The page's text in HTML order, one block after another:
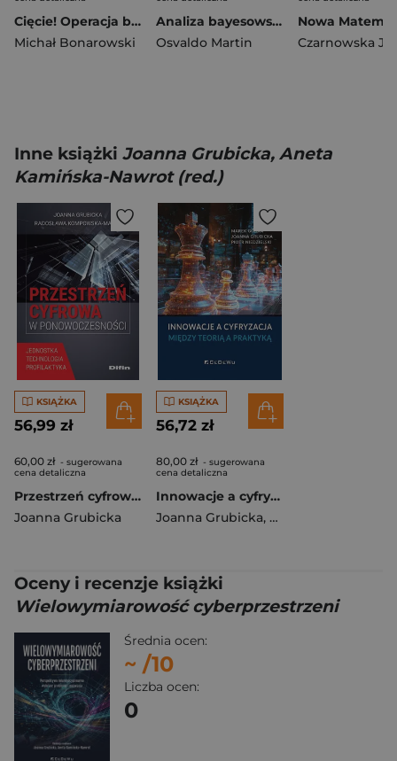
Cięcie! Operacja bariatryczna. Życie po operacji bariatrycznej. Szczery i prosty przewodnik dla pacjentów i ich bliskich Tom 2
Michał Bonarowski
Analiza bayesowska w Pythonie. Praktyczny przewodnik po modelowaniu probabilistycznym wyd. 3
Osvaldo Martin
Inne książki Joanna Grubicka, Aneta
Kamińska-Nawrot (red.)
KSIĄŻKA
56,99 zł
60,00 zł - sugerowana
cena detaliczna
Przestrzeń cyfrowa w ponowoczesności. Jednostka, technologia, profilaktyka
Joanna Grubicka
KSIĄŻKA
56,72 zł
80,00 zł - sugerowana
cena detaliczna
Innowacje a cyfryzacja. Między teorią a praktyką
Joanna Grubicka, Niedzielski Piotr
Oceny i recenzje książki
Wielowymiarowość cyberprzestrzeni
Średnia ocen:
~ /10
Liczba ocen:
0